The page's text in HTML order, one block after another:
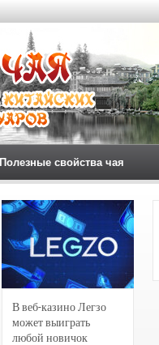
Полезные свойства чая
В веб-казино Легзо
может выиграть
любой новичок